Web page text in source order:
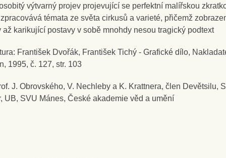
šperky ze stříbra a měděného plechu; zabýval se
tvorbou, scénografií; přední představitel avantgardního
20. století; profesor VŠUP v Praze (1945 - 1951); v 50. letech
knihy a bibliofilské tisky, vytvářel drobné grafické práce
spolupracoval s filmem; zastoupen ve sbírkách NG, UPM,
Havlíčkově Brodě, Západočeské galerie v Plzni, AJG v Hluboké
GVU v Ostravě, MU v Olomouci, OG v Liberci, Severočeské
GBR v Lounech aj.
výtvarný projev projevující se perfektní malířskou
témata ze světa cirkusů a varieté, přičemž
až karikující postavy v sobě mnohdy nesou tragický podtext
František Dvořák, František Tichý - Grafické dílo,
1995, č. 127, str. 103
J. Obrovského, V. Nechleby a K. Krattnera, člen Devětsilu,
UB, SVU Mánes, České akademie věd a umění